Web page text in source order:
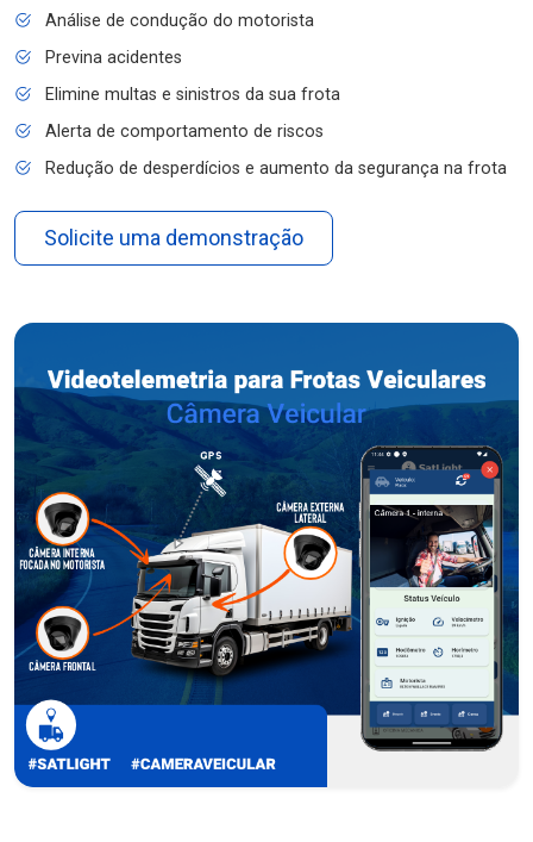
Análise de condução do motorista
Previna acidentes
Elimine multas e sinistros da sua frota
Alerta de comportamento de riscos
Redução de desperdícios e aumento da segurança na frota
Solicite uma demonstração